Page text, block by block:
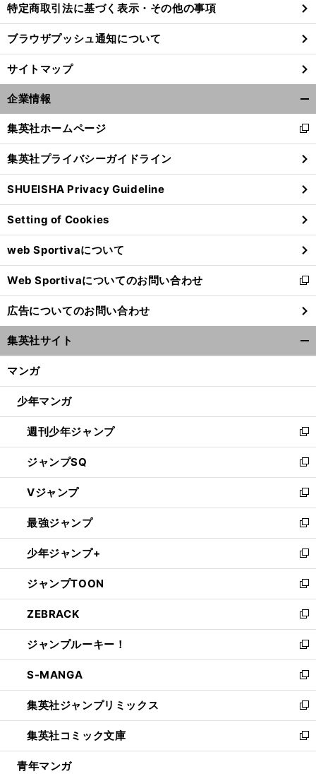
まらないトリニータ旋風
「
野坂流
は愚直でブレない
特定商取引法に基づく表示・その他の事項
ブラウザプッシュ通知について
サイトマップ
企業情報
閉
る
集英社ホームページ
新
し
い
ウ
ィ
ン
ド
ウ
で
開
く
集英社プライバシーガイドライン
SHUEISHA Privacy Guideline
Setting of Cookies
web Sportivaについて
Web Sportivaについてのお問い合わせ
新
し
い
ウ
ィ
ン
ウ
開
く
広告についてのお問い合わせ
集英社サイト
マンガ
少年マンガ
週刊少年ジャンプ
新
し
い
ウ
ィ
ン
ド
ウ
で
開
く
ジャンプSQ
新
し
い
ウ
ィ
ン
ド
ウ
で
開
く
Vジャンプ
新
し
い
ウ
ィ
ン
ド
ウ
で
開
く
最強ジャンプ
新
し
い
ウ
ィ
ン
ド
ウ
で
開
く
少年ジャンプ+
新
し
い
ウ
ィ
ン
ド
ウ
で
開
く
ジャンプTOON
新
し
い
ウ
ィ
ン
ド
ウ
で
開
く
ZEBRACK
新
し
い
ウ
ィ
ン
ド
ウ
で
開
ジャンプルーキー！
新
し
い
ウ
ィ
ン
ド
ウ
S-MANGA
新
し
い
ウ
ィ
ン
集英社ジャンプリミックス
新
し
い
ウ
集英社コミック文庫
新
し
青年マンガ